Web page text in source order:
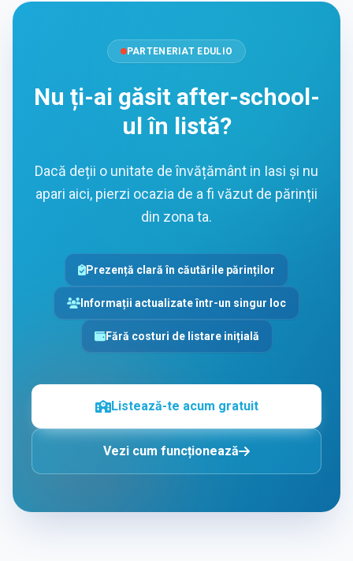
PARTENERIAT EDULIO
Nu ți-ai găsit after-school-
ul în listă?
Dacă deții o unitate de învățământ in Iasi și nu
apari aici, pierzi ocazia de a fi văzut de părinții
din zona ta.
Prezență clară în căutările părinților
Informații actualizate într-un singur loc
Fără costuri de listare inițială
Listează-te acum gratuit
Vezi cum funcționează